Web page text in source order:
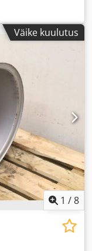
Väike kuulutus
1 /8